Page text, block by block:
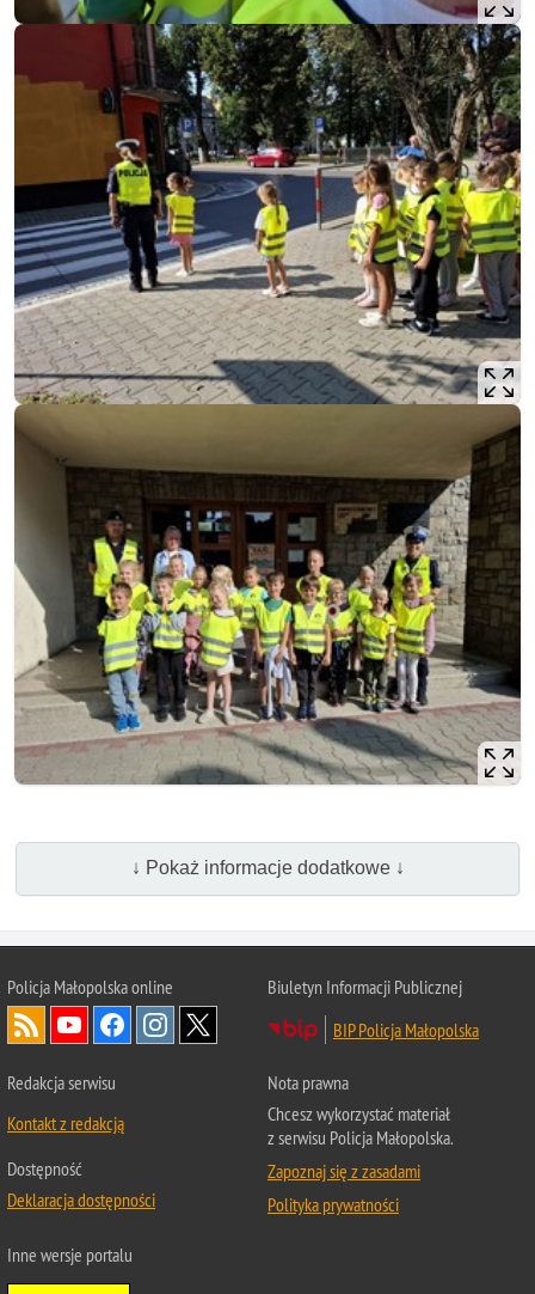
↓ Pokaż informacje dodatkowe ↓
Policja Małopolska online
Biuletyn Informacji Publicznej
BIP Policja Małopolska
Redakcja serwisu
Kontakt z redakcją
Dostępność
Deklaracja dostępności
Nota prawna
Chcesz wykorzystać materiał
z serwisu Policja Małopolska.
Zapoznaj się z zasadami
Polityka prywatności
Inne wersje portalu